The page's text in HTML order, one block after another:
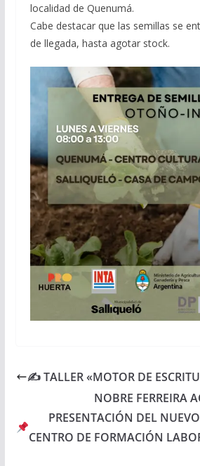
localidad de Quenumá.
Cabe destacar que las semillas se
de llegada, hasta agotar stock.
✍️ TALLER «MOTOR DE
NOBRE FERREIRA
PRESENTACIÓN DEL
CENTRO DE FORMACIÓN